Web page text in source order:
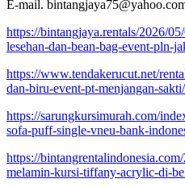
E-mail.
https://bintangjaya.rentals/2026/
lesehan-dan-bean-bag-event-pln-
https://www.tendakerucut.net/
dan-biru-event-pt-menjangan-sakti/
https://sarungkursimurah.com/
sofa-puff-single-vneu-bank-
https://
melamin-kursi-tiffany-acrylic-di-